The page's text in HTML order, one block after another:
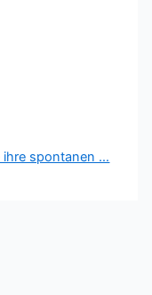
ihre spontanen …